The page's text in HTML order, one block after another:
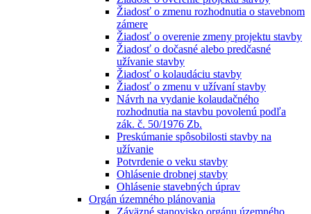
Žiadosť o zmenu rozhodnutia o stavebnom
zámere
Žiadosť o overenie zmeny projektu stavby
Žiadosť o dočasné alebo predčasné
užívanie stavby
Žiadosť o kolaudáciu stavby
Žiadosť o zmenu v užívaní stavby
Návrh na vydanie kolaudačného
rozhodnutia na stavbu povolenú podľa
zák. č. 50/1976 Zb.
Preskúmanie spôsobilosti stavby na
užívanie
Potvrdenie o veku stavby
Ohlásenie drobnej stavby
Ohlásenie stavebných úprav
Orgán územného plánovania
Záväzné stanovisko orgánu územného